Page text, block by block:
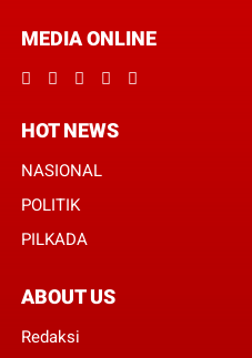
MEDIA ONLINE
HOT NEWS
NASIONAL
POLITIK
PILKADA
ABOUT US
Redaksi